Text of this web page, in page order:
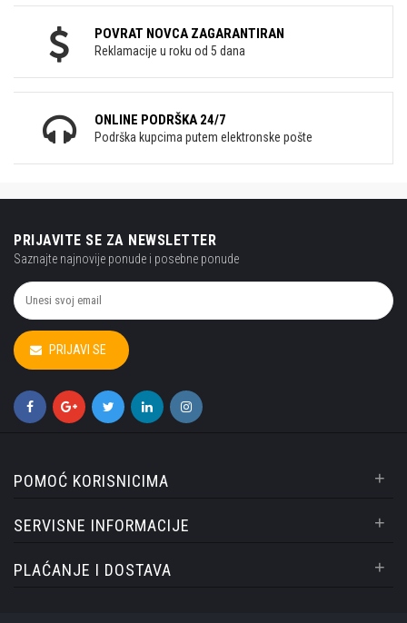
POVRAT NOVCA ZAGARANTIRAN
Reklamacije u roku od 5 dana
ONLINE PODRŠKA 24/7
Podrška kupcima putem elektronske pošte
PRIJAVITE SE ZA NEWSLETTER
Saznajte najnovije ponude i posebne ponude
PRIJAVI SE
POMOĆ KORISNICIMA +
SERVISNE INFORMACIJE +
PLAĆANJE I DOSTAVA +